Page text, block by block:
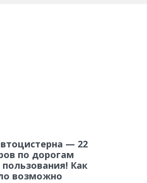
— 22
по дорогам
Как
возможно